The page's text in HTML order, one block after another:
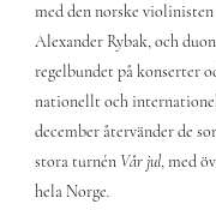
med den norske
Alexander Rybak, och
regelbundet på konserter
nationellt och
december återvänder de
stora turnén Vår jul, med
hela Norge.